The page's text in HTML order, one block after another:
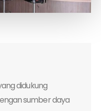
didukung
sumber daya